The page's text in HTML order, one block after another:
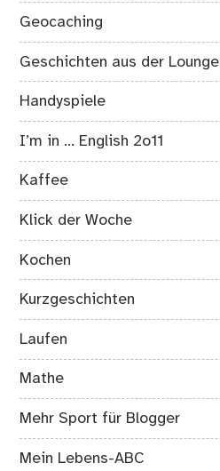
Geocaching
Geschichten aus der Lounge
Handyspiele
I’m in … English 2o11
Kaffee
Klick der Woche
Kochen
Kurzgeschichten
Laufen
Mathe
Mehr Sport für Blogger
Mein Lebens-ABC